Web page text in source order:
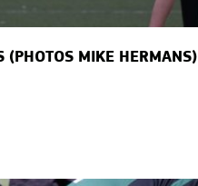
MIKE HERMANS)